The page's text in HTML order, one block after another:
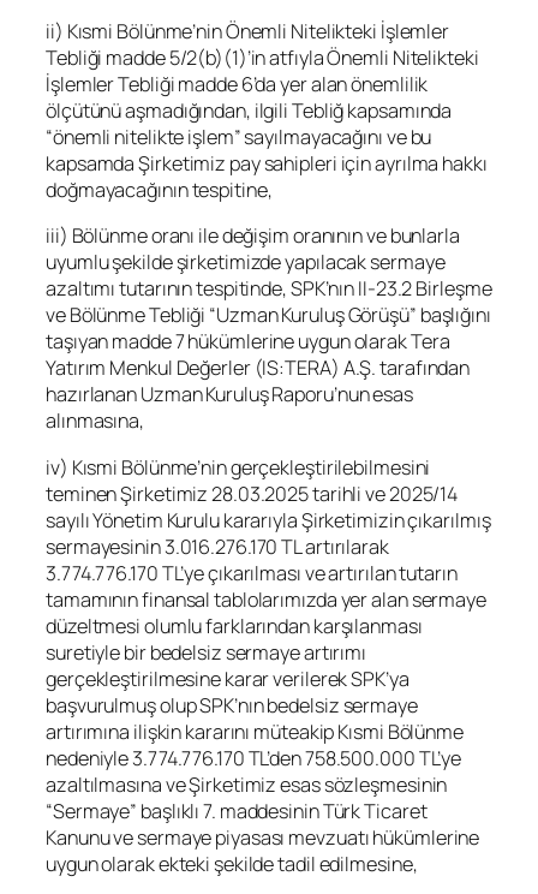
ii) Kısmi Bölünme’nin Önemli Nitelikteki İşlemler
Tebliği madde 5/2(b)(1)’in atfıyla Önemli Nitelikteki
İşlemler Tebliği madde 6’da yer alan önemlilik
ölçütünü aşmadığından, ilgili Tebliğ kapsamında
“önemli nitelikte işlem” sayılmayacağını ve bu
kapsamda Şirketimiz pay sahipleri için ayrılma hakkı
doğmayacağının tespitine,
iii) Bölünme oranı ile değişim oranının ve bunlarla
uyumlu şekilde şirketimizde yapılacak sermaye
azaltımı tutarının tespitinde, SPK’nın II-23.2 Birleşme
ve Bölünme Tebliği “Uzman Kuruluş Görüşü” başlığını
taşıyan madde 7 hükümlerine uygun olarak Tera
Yatırım Menkul Değerler (IS:TERA) A.Ş. tarafından
hazırlanan Uzman Kuruluş Raporu’nun esas
alınmasına,
iv) Kısmi Bölünme’nin gerçekleştirilebilmesini
teminen Şirketimiz 28.03.2025 tarihli ve 2025/14
sayılı Yönetim Kurulu kararıyla Şirketimizin çıkarılmış
sermayesinin 3.016.276.170 TL artırılarak
3.774.776.170 TL’ye çıkarılması ve artırılan tutarın
tamamının finansal tablolarımızda yer alan sermaye
düzeltmesi olumlu farklarından karşılanması
suretiyle bir bedelsiz sermaye artırımı
gerçekleştirilmesine karar verilerek SPK’ya
başvurulmuş olup SPK’nın bedelsiz sermaye
artırımına ilişkin kararını müteakip Kısmi Bölünme
nedeniyle 3.774.776.170 TL’den 758.500.000 TL’ye
azaltılmasına ve Şirketimiz esas sözleşmesinin
“Sermaye” başlıklı 7. maddesinin Türk Ticaret
Kanunu ve sermaye piyasası mevzuatı hükümlerine
uygun olarak ekteki şekilde tadil edilmesine,